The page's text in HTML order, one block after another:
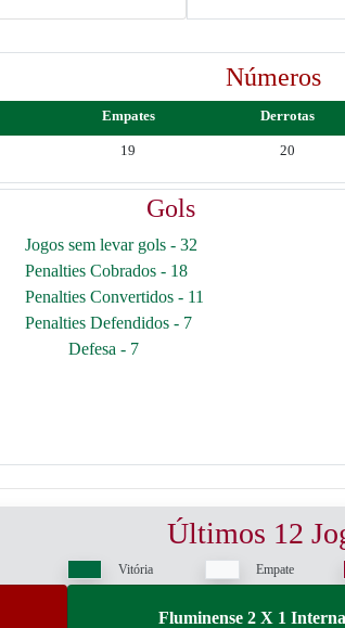
Números
Empates Derrotas
19 20
Gols
Jogos sem levar gols - 32
Penalties Cobrados - 18
Penalties Convertidos - 11
Penalties Defendidos - 7
Defesa - 7
Últimos 12
Vitória Empate
Fluminense 2 X 1